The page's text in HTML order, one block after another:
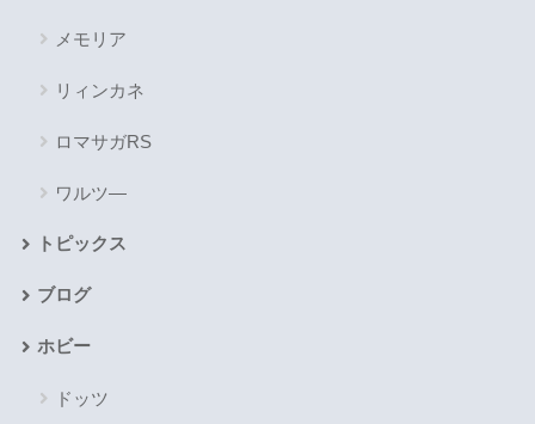
メモリア
リィンカネ
ロマサガRS
ワルツ―
トピックス
ブログ
ホビー
ドッツ